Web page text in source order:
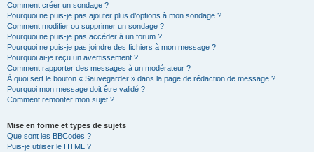
Comment créer un sondage ?
Pourquoi ne puis-je pas ajouter plus d’options à mon sondage ?
Comment modifier ou supprimer un sondage ?
Pourquoi ne puis-je pas accéder à un forum ?
Pourquoi ne puis-je pas joindre des fichiers à mon message ?
Pourquoi ai-je reçu un avertissement ?
Comment rapporter des messages à un modérateur ?
À quoi sert le bouton « Sauvegarder » dans la page de rédaction de message ?
Pourquoi mon message doit être validé ?
Comment remonter mon sujet ?
Mise en forme et types de sujets
Que sont les BBCodes ?
Puis-je utiliser le HTML ?